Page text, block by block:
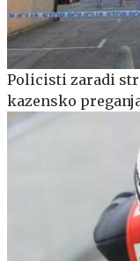
Policisti zaradi
kazensko